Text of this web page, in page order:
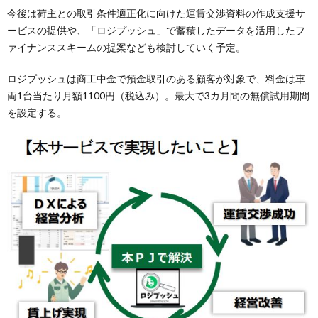
今後は荷主との取引条件適正化に向けた運賃交渉資料の作成支援サ
ービスの提供や、「ロジプッシュ」で蓄積したデータを活用したフ
ァイナンススキームの提案なども検討していく予定。
ロジプッシュは商工中金で預金取引のある顧客が対象で、料金は車
両1台当たり月額1100円（税込み）。最大で3カ月間の無償試用期間
を設定する。